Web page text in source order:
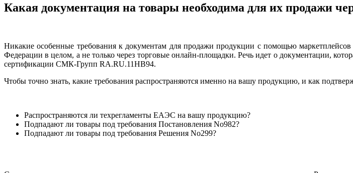
Какая документация на товары необходима для их продажи
Никакие особенные требования к документам для продажи продукции с помощью
Федерации в целом, а не только через торговые онлайн-площадки. Речь идет о документации,
сертификации СМК-Групп RA.RU.11НВ94.
Чтобы точно знать, какие требования распространяются именно на вашу продукцию, и как
Распространяются ли техрегламенты ЕАЭС на вашу продукцию?
Подпадают ли товары под требования Постановления No982?
Подпадают ли товары под требования Решения No299?